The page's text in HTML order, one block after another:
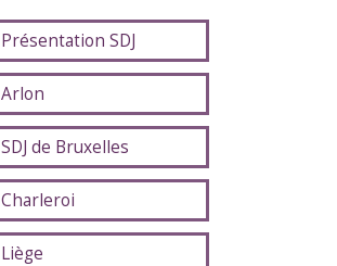
Présentation SDJ
Arlon
SDJ de Bruxelles
Charleroi
Liège